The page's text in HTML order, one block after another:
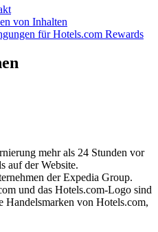
von Inhalten
für Hotels.com Rewards
mehr als 24 Stunden vor
auf der Website.
der Expedia Group.
und das Hotels.com-Logo sind
Handelsmarken von Hotels.com,